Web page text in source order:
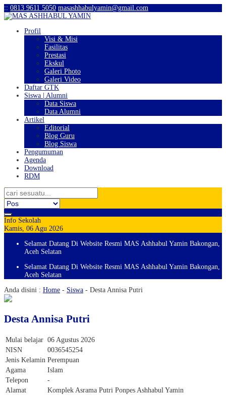
:: 0813 9611 5050 masashhabulyamin@gmail.com
Profil
Visi & Misi
Fasilitas
Prestasi
Ekskul
Galeri Photo
Galeri Video
Daftar GTK
Siswa | Alumni
Data Siswa
Data Alumni
Artikel
Editorial
Blog Guru
Blog Siswa
Pengumuman
Agenda
Download
RDM
Info Sekolah
Kamis, 06 Agu 2026
Selamat Datang Di Website Resmi MAS Ashhabul Yamin Bakongan,
Aceh Selatan
Selamat Datang Di Website Resmi MAS Ashhabul Yamin Bakongan,
Aceh Selatan
Anda disini : Home - Siswa - Desta Annisa Putri
Desta Annisa Putri
Mulai belajar 06 Agustus 2026
NISN
0036545254
Jenis Kelamin Perempuan
Agama
Islam
Telepon
-
Alamat
Komplek Asrama Putri Ponpes Ashhabul Yamin